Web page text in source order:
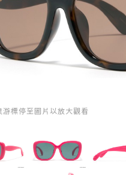
標停至圖片以放大觀看